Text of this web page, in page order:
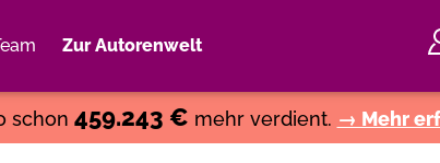
Zur Autorenwelt
schon 459.243 € mehr verdient. → Mehr